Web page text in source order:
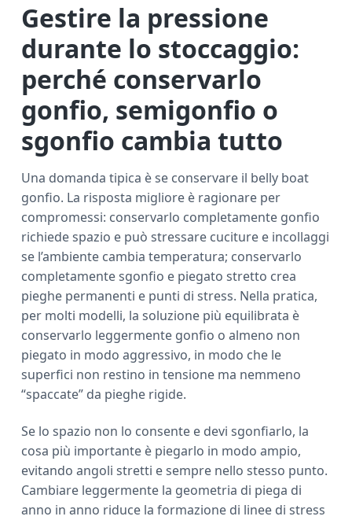
Gestire la pressione
durante lo stoccaggio:
perché conservarlo
gonfio, semigonfio o
sgonfio cambia tutto
Una domanda tipica è se conservare il belly boat
gonfio. La risposta migliore è ragionare per
compromessi: conservarlo completamente gonfio
richiede spazio e può stressare cuciture e incollaggi
se l’ambiente cambia temperatura; conservarlo
completamente sgonfio e piegato stretto crea
pieghe permanenti e punti di stress. Nella pratica,
per molti modelli, la soluzione più equilibrata è
conservarlo leggermente gonfio o almeno non
piegato in modo aggressivo, in modo che le
superfici non restino in tensione ma nemmeno
“spaccate” da pieghe rigide.
Se lo spazio non lo consente e devi sgonfiarlo, la
cosa più importante è piegarlo in modo ampio,
evitando angoli stretti e sempre nello stesso punto.
Cambiare leggermente la geometria di piega di
anno in anno riduce la formazione di linee di stress